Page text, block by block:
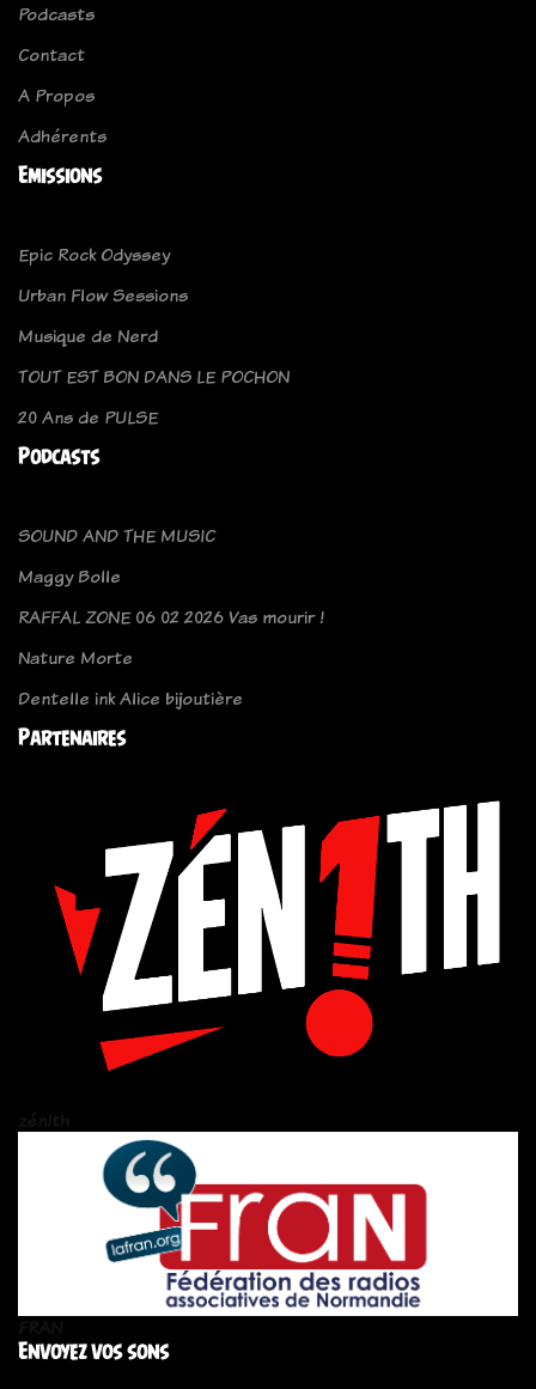
Podcasts
Contact
A Propos
Adhérents
Emissions
Epic Rock Odyssey
Urban Flow Sessions
Musique de Nerd
TOUT EST BON DANS LE POCHON
20 Ans de PULSE
Podcasts
SOUND AND THE MUSIC
Maggy Bolle
RAFFAL ZONE 06 02 2026 Vas mourir !
Nature Morte
Dentelle ink Alice bijoutière
Partenaires
Envoyez vos sons